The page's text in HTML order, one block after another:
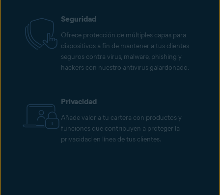
Seguridad
Ofrece protección de múltiples capas para
dispositivos a fin de mantener a tus clientes
seguros contra virus, malware, phishing y
hackers con nuestro antivirus galardonado.
Privacidad
Añade valor a tu cartera con productos y
funciones que contribuyen a proteger la
privacidad en línea de tus clientes.